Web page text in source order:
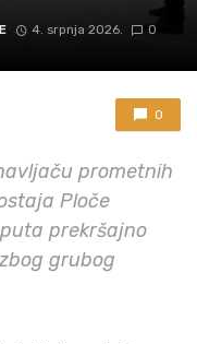
4. srpnja 2026. 0
0
prometnih
Ploče
prekršajno
grubog